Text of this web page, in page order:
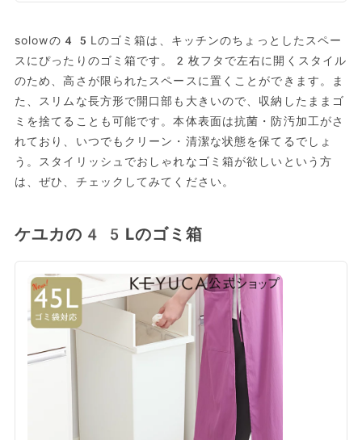
solowの45Lのゴミ箱は、キッチンのちょっとしたスペー
スにぴったりのゴミ箱です。2枚フタで左右に開くスタイル
のため、高さが限られたスペースに置くことができます。ま
た、スリムな長方形で開口部も大きいので、収納したままゴ
ミを捨てることも可能です。本体表面は抗菌・防汚加工がさ
れており、いつでもクリーン・清潔な状態を保てるでしょ
う。スタイリッシュでおしゃれなゴミ箱が欲しいという方
は、ぜひ、チェックしてみてください。
ケユカの45Lのゴミ箱